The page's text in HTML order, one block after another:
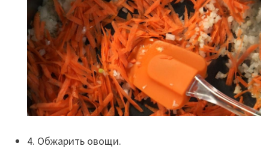
4. Обжарить овощи.